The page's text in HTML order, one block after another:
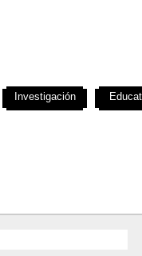
Investigación